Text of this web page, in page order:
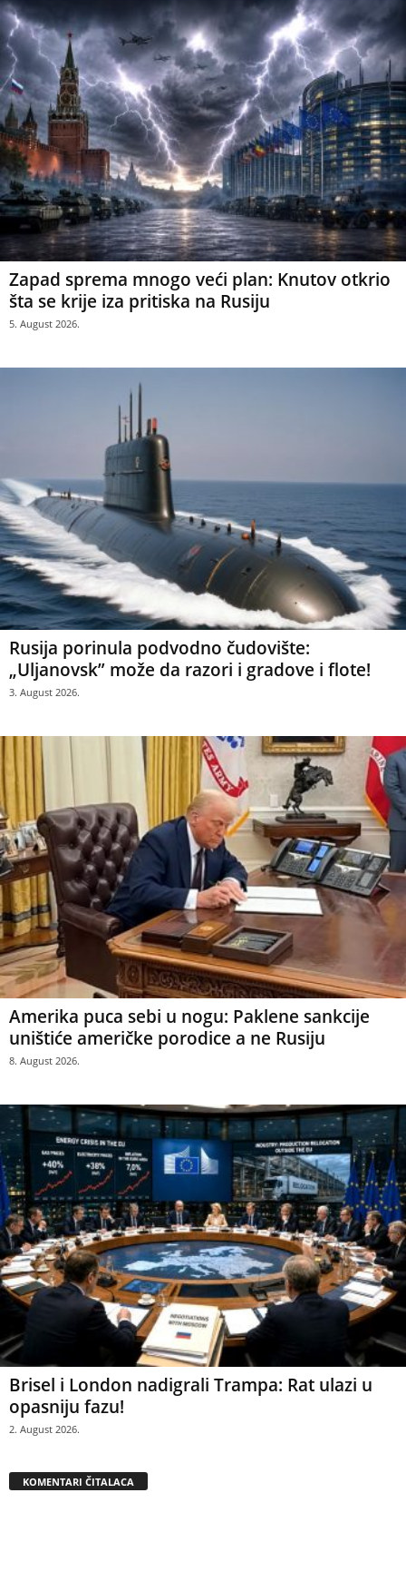
Zapad sprema mnogo veći plan: Knutov otkrio
šta se krije iza pritiska na Rusiju
5. August 2026.
Rusija porinula podvodno čudovište:
„Uljanovsk” može da razori i gradove i flote!
3. August 2026.
Amerika puca sebi u nogu: Paklene sankcije
uništiće američke porodice a ne Rusiju
8. August 2026.
Brisel i London nadigrali Trampa: Rat ulazi u
opasniju fazu!
2. August 2026.
KOMENTARI ČITALACA